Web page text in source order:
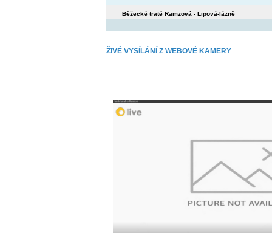
Běžecké tratě Ramzová - Lipová-lázně
ŽIVÉ VYSÍLÁNÍ Z WEBOVÉ KAMERY